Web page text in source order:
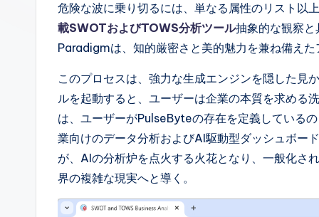
危険な波に乗り切るには、単なる属性のリスト以
載SWOTおよびTOWS分析ツール抽象的な観察
Paradigmは、知的厳密さと美的魅力を兼ね備えた
このプロセスは、強力な生成エンジンを隠した見
ルを起動すると、ユーザーは企業の本質を求める
は、ユーザーがPulseByteの存在を定義している
業向けのデータ分析およびAI駆動型ダッシュボー
が、AIの分析炉を点火する火花となり、一般化さ
界の複雑な現実へと導く。